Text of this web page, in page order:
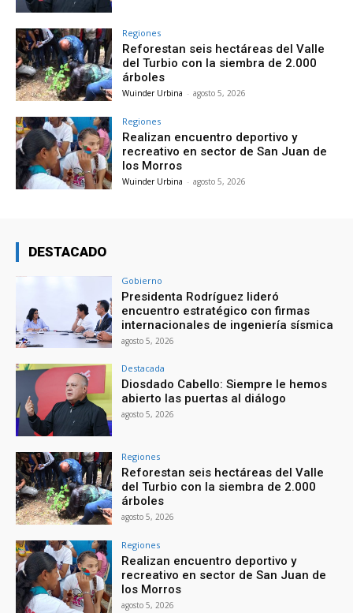
Regiones
Reforestan seis hectáreas del Valle
del Turbio con la siembra de 2.000
árboles
Wuinder Urbina - agosto 5, 2026
Regiones
Realizan encuentro deportivo y
recreativo en sector de San Juan de
los Morros
Wuinder Urbina - agosto 5, 2026
DESTACADO
Gobierno
Presidenta Rodríguez lideró
encuentro estratégico con firmas
internacionales de ingeniería sísmica
agosto 5, 2026
Destacada
Diosdado Cabello: Siempre le hemos
abierto las puertas al diálogo
agosto 5, 2026
Regiones
Reforestan seis hectáreas del Valle
del Turbio con la siembra de 2.000
árboles
agosto 5, 2026
Regiones
Realizan encuentro deportivo y
recreativo en sector de San Juan de
los Morros
agosto 5, 2026